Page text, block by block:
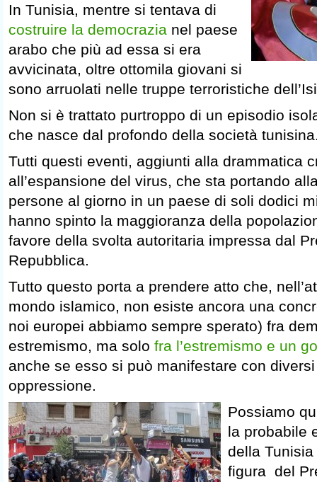
In Tunisia, mentre si tentava di
costruire la democrazia nel paese
arabo che più ad essa si era
avvicinata, oltre ottomila giovani si
sono arruolati nelle truppe terroristiche
Non si è trattato purtroppo di un episodio
che nasce dal profondo della società
Tutti questi eventi, aggiunti alla drammatica
all’espansione del virus, che sta portando
persone al giorno in un paese di soli dodici
hanno spinto la maggioranza della
favore della svolta autoritaria impressa dal
Repubblica.
Tutto questo porta a prendere atto che,
mondo islamico, non esiste ancora una
noi europei abbiamo sempre sperato) fra
estremismo, ma solo fra l’estremismo e un
anche se esso si può manifestare con
oppressione.
Possiamo
la probabile
della
figura del